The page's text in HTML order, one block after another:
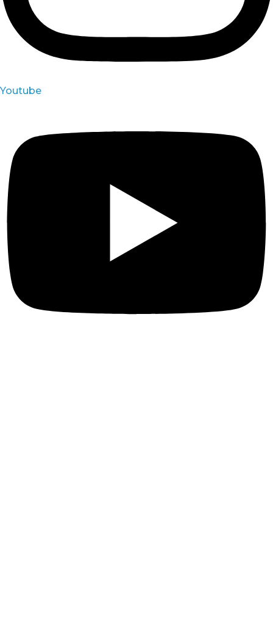
Youtube